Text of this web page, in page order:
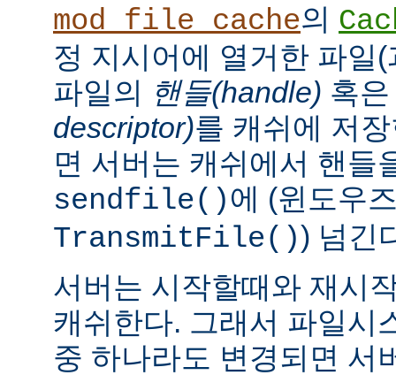
mod_file_cache의
정 지시어에 열거한 파일
파일의 핸들(handle) 혹
descriptor)를 캐쉬에 저
면 서버는 캐쉬에서 핸들
sendfile()에 (윈도우
TransmitFile()) 넘긴
서버는 시작할때와 재시
캐쉬한다. 그래서 파일시
중 하나라도 변경되면 서